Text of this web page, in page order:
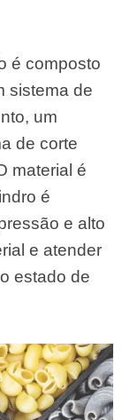
é composto
sistema de
um
de corte
material é
é
e alto
e atender
estado de